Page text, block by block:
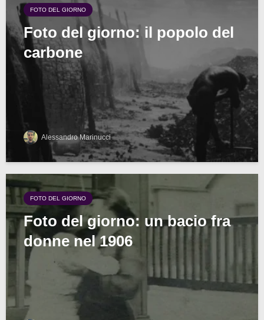
FOTO DEL GIORNO
Foto del giorno: il popolo del
carbone
Alessandro Marinucci
FOTO DEL GIORNO
Foto del giorno: un bacio fra
donne nel 1906